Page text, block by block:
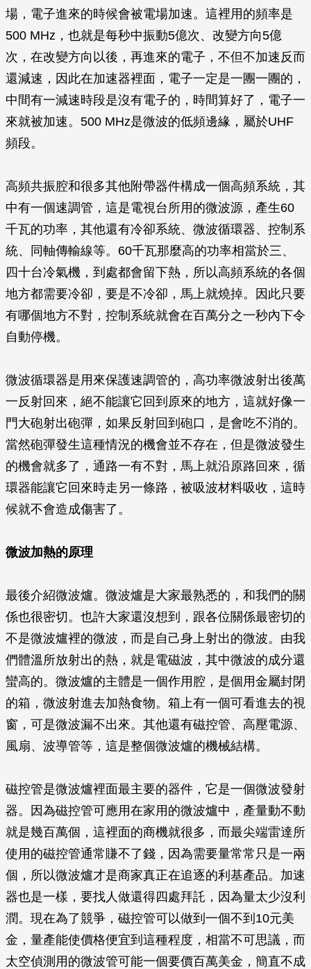
場，電子進來的時候會被電場加速。這裡用的頻率是
500 MHz，也就是每秒中振動5億次、改變方向5億
次，在改變方向以後，再進來的電子，不但不加速反而
還減速，因此在加速器裡面，電子一定是一團一團的，
中間有一減速時段是沒有電子的，時間算好了，電子一
來就被加速。500 MHz是微波的低頻邊緣，屬於UHF
頻段。
高頻共振腔和很多其他附帶器件構成一個高頻系統，其
中有一個速調管，這是電視台所用的微波源，產生60
千瓦的功率，其他還有冷卻系統、微波循環器、控制系
統、同軸傳輸線等。60千瓦那麼高的功率相當於三、
四十台冷氣機，到處都會留下熱，所以高頻系統的各個
地方都需要冷卻，要是不冷卻，馬上就燒掉。因此只要
有哪個地方不對，控制系統就會在百萬分之一秒內下令
自動停機。
微波循環器是用來保護速調管的，高功率微波射出後萬
一反射回來，絕不能讓它回到原來的地方，這就好像一
門大砲射出砲彈，如果反射回到砲口，是會吃不消的。
當然砲彈發生這種情況的機會並不存在，但是微波發生
的機會就多了，通路一有不對，馬上就沿原路回來，循
環器能讓它回來時走另一條路，被吸波材料吸收，這時
候就不會造成傷害了。
微波加熱的原理
最後介紹微波爐。微波爐是大家最熟悉的，和我們的關
係也很密切。也許大家還沒想到，跟各位關係最密切的
不是微波爐裡的微波，而是自己身上射出的微波。由我
們體溫所放射出的熱，就是電磁波，其中微波的成分還
蠻高的。微波爐的主體是一個作用腔，是個用金屬封閉
的箱，微波射進去加熱食物。箱上有一個可看進去的視
窗，可是微波漏不出來。其他還有磁控管、高壓電源、
風扇、波導管等，這是整個微波爐的機械結構。
磁控管是微波爐裡面最主要的器件，它是一個微波發射
器。因為磁控管可應用在家用的微波爐中，產量動不動
就是幾百萬個，這裡面的商機就很多，而最尖端雷達所
使用的磁控管通常賺不了錢，因為需要量常常只是一兩
個，所以微波爐才是商家真正在追逐的利基產品。加速
器也是一樣，要找人做還得四處拜託，因為量太少沒利
潤。現在為了競爭，磁控管可以做到一個不到10元美
金，量產能使價格便宜到這種程度，相當不可思議，而
太空偵測用的微波管可能一個要價百萬美金，簡直不成